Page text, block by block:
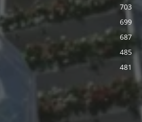
703
699
687
485
481